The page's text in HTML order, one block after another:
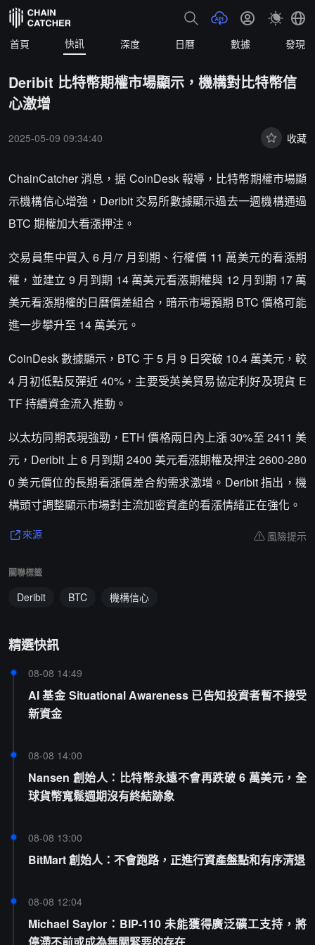
首頁 快訊 深度 日曆 數據 發現
Deribit 比特幣期權市場顯示，機構對比特幣信
心激增
2025-05-09 09:34:40 收藏
ChainCatcher 消息，据 CoinDesk 報導，比特幣期權市場顯
示機構信心增強，Deribit 交易所數據顯示過去一週機構通過
BTC 期權加大看漲押注。
交易員集中買入 6 月/7 月到期、行權價 11 萬美元的看漲期
權，並建立 9 月到期 14 萬美元看漲期權與 12 月到期 17 萬
美元看漲期權的日曆價差組合，暗示市場預期 BTC 價格可能
進一步攀升至 14 萬美元。
CoinDesk 數據顯示，BTC 于 5 月 9 日突破 10.4 萬美元，較
4 月初低點反彈近 40%，主要受英美貿易協定利好及現貨 E
TF 持續資金流入推動。
以太坊同期表現強勁，ETH 價格兩日內上漲 30%至 2411 美
元，Deribit 上 6 月到期 2400 美元看漲期權及押注 2600-280
0 美元價位的長期看漲價差合約需求激增。Deribit 指出，機
構頭寸調整顯示市場對主流加密資產的看漲情緒正在強化。
來源 風險提示
關聯標籤
Deribit BTC 機構信心
精選快訊
08-08 14:49
AI 基金 Situational Awareness 已告知投資者暫不接受
新資金
08-08 14:00
Nansen 創始人：比特幣永遠不會再跌破 6 萬美元，全
球貨幣寬鬆週期沒有終結跡象
08-08 13:00
BitMart 創始人：不會跑路，正進行資產盤點和有序清退
08-08 12:04
Michael Saylor：BIP-110 未能獲得廣泛礦工支持，將